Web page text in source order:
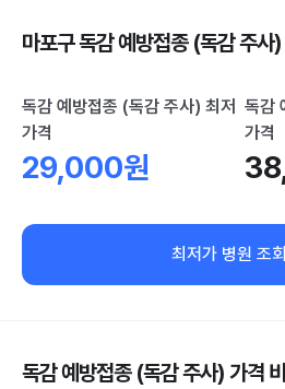
마포구 독감 예방접종 (독감 주사
독감 예방접종 (독감 주사) 최저
가격
29,000원
독감
가격
최저가 병원 조
독감 예방접종 (독감 주사) 가격